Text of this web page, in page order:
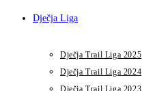
Dječja Liga
Dječja Trail Liga 2025
Dječja Trail Liga 2024
Dječja Trail Liga 2023